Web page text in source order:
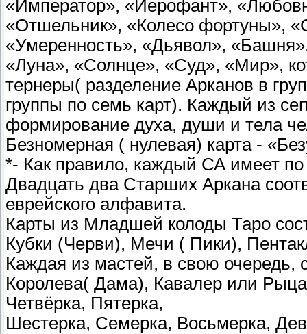
«Император», «Иерофант»,
«Отшельник», «Колесо фортуны»,
«Умеренность», «Дьявол»,
«Луна», «Солнце», «Суд», «Мир»,
тернеры( разделение Арканов в
группы по семь карт). Каждый из
формирование духа, души и тела
Безномерная ( нулевая) карта -
*- Как правило, каждый СА имеет
Двадцать два Старших Аркана
еврейского алфавита.
Карты из Младшей колоды Таро
Кубки (Черви), Мечи ( Пики),
Каждая из мастей, в свою очередь,
Королева( Дама), Кавалер или
Четвёрка, Пятерка,
Шестерка, Семерка, Восьмерка,